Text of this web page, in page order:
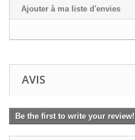
Ajouter à ma liste d'envies
AVIS
Be the first to write your review!